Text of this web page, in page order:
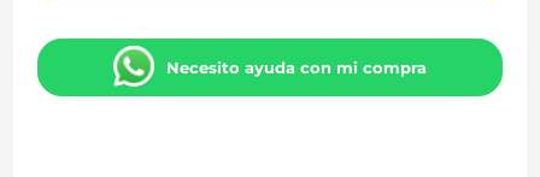
Necesito ayuda con mi compra